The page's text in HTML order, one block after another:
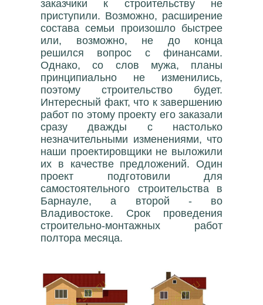
заказчики к строительству не
приступили. Возможно, расширение
состава семьи произошло быстрее
или, возможно, не до конца
решился вопрос с финансами.
Однако, со слов мужа, планы
принципиально не изменились,
поэтому строительство будет.
Интересный факт, что к завершению
работ по этому проекту его заказали
сразу дважды с настолько
незначительными изменениями, что
наши проектировщики не выложили
их в качестве предложений. Один
проект подготовили для
самостоятельного строительства в
Барнауле, а второй - во
Владивостоке. Срок проведения
строительно-монтажных работ
полтора месяца.